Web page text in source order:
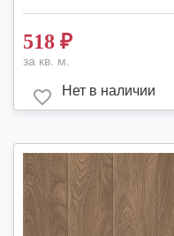
518 ₽
за кв. м.
Нет в наличии